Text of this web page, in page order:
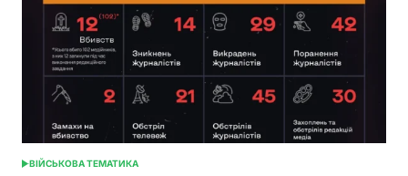
ОПУБЛИКОВАНО
ВІЙСЬКОВА ТЕМАТИКА